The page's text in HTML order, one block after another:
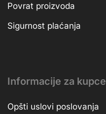
Povrat proizvoda
Sigurnost plaćanja
Informacije za kupce
Opšti uslovi poslovanja